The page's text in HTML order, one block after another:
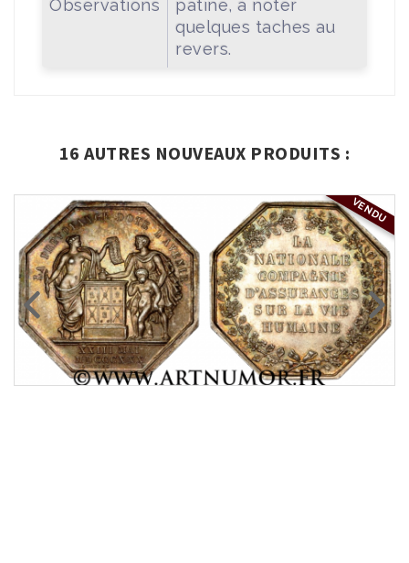
Observations
patine, à noter
quelques taches au
revers.
16 AUTRES NOUVEAUX PRODUITS :
VENDU